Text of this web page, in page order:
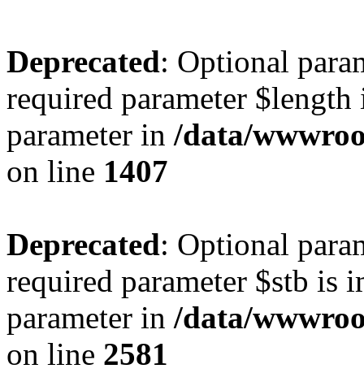
Deprecated: Optional
required parameter
parameter in /data/
on line 1407
Deprecated: Optional
required parameter $stb is
parameter in /data/
on line 2581